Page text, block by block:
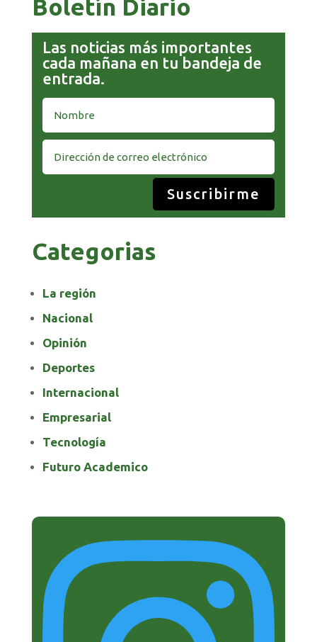
Boletín Diario
Las noticias más importantes
cada mañana en tu bandeja de
entrada.
Suscribirme
Categorias
La región
Nacional
Opinión
Deportes
Internacional
Empresarial
Tecnología
Futuro Academico